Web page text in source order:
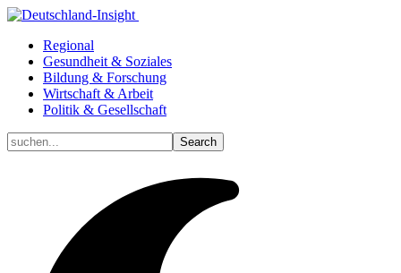
Regional
Gesundheit & Soziales
Bildung & Forschung
Wirtschaft & Arbeit
Politik & Gesellschaft